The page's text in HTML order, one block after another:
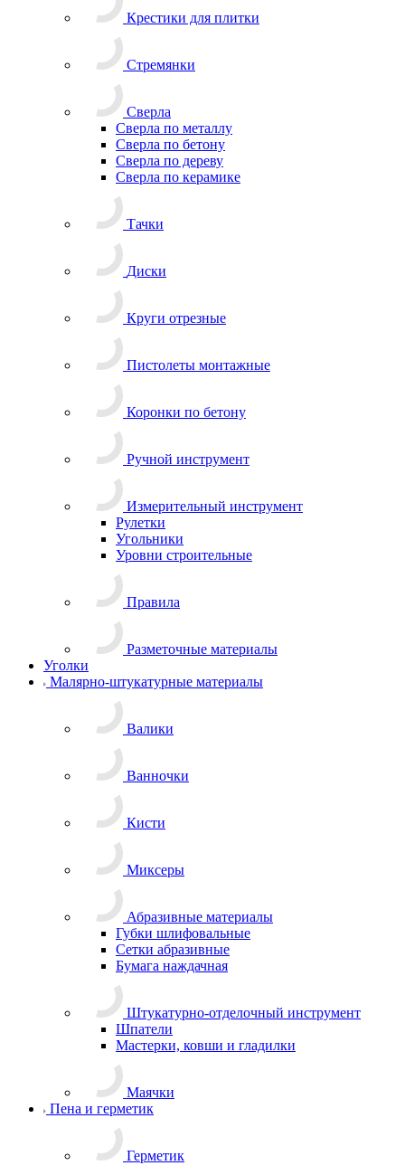
Крестики для плитки
Стремянки
Сверла
Сверла по металлу
Сверла по бетону
Сверла по дереву
Сверла по керамике
Тачки
Диски
Круги отрезные
Пистолеты монтажные
Коронки по бетону
Ручной инструмент
Измерительный инструмент
Рулетки
Угольники
Уровни строительные
Правила
Разметочные материалы
Уголки
Малярно-штукатурные материалы
Валики
Ванночки
Кисти
Миксеры
Абразивные материалы
Губки шлифовальные
Сетки абразивные
Бумага наждачная
Штукатурно-отделочный инструмент
Шпатели
Мастерки, ковши и гладилки
Маячки
Пена и герметик
Герметик